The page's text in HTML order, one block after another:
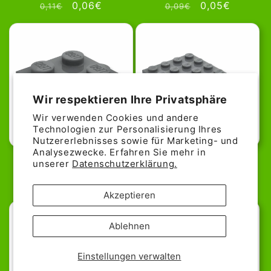
Wir respektieren Ihre Privatsphäre
Wir verwenden Cookies und andere
Technologien zur Personalisierung Ihres
Nutzererlebnisses sowie für Marketing- und
Analysezwecke. Erfahren Sie mehr in
unserer Datenschutzerklärung.
Einstellungen verwalten
Akzeptieren
Ablehnen
Normaler
0,11€ Verkaufspreis
0,06€
Normaler
0,09€ Verkaufspreis
0,05€
20% günstiger!
LEGO Plate 2x2 - Dark Bluish
Gray
Normaler
0,10€ Verkaufspreis
0,08€
26% günstiger!
LEGO Plate 4x6 - Dark Bluish
Normaler
0,39€ Verkaufspreis
0,29€